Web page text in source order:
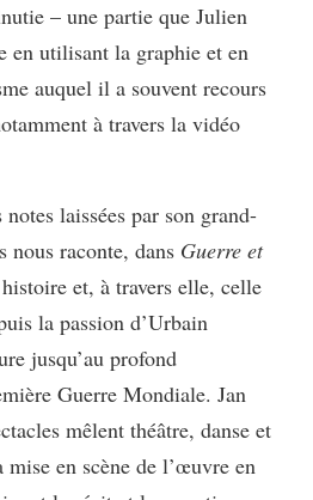
– une partie que Julien
en utilisant la graphie et en
auquel il a souvent recours
à travers la vidéo
notes laissées par son grand-
nous raconte, dans Guerre et
et, à travers elle, celle
la passion d’Urbain
jusqu’au profond
Guerre Mondiale. Jan
mêlent théâtre, danse et
mise en scène de l’œuvre en